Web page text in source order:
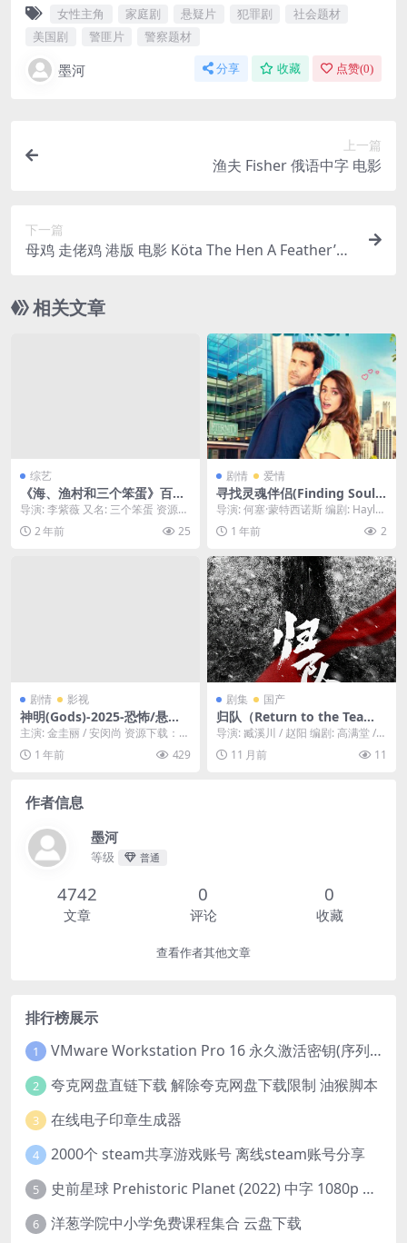
女性主角 家庭剧 悬疑片 犯罪剧
社会题材
美国剧
警匪片 警察题材
墨河 分享 收藏 点赞(0)
上一篇
渔夫 Fisher 俄语中字 电影
下一篇
母鸡 走佬鸡 港版 电影 Köta The Hen A Feather’s T
相关文章
综艺
《海、渔村和三个笨蛋》百度
云网盘下载.阿里云盘.国语中
字.(2024)
导演: 李紫薇 又名: 三个笨蛋 资源下
载：海、渔村和三个笨蛋下载阿里
云盘,百度...
2 年前 25
剧情 爱情
寻找灵魂伴侣(Finding Soul
mate)-2025-喜剧/爱情-免费
下载 💞在一个每个人都能通
过高科技匹配到“灵魂伴侣”的
匹配到的对象，竟是她最讨厌
的人💞｜
导演: 何塞·蒙特西诺斯 编剧: Hayley
November 资源下载：寻找...
1 年前 2
剧情 影视
神明(Gods)-2025-恐怖/悬疑-
免费下载 🇰🇷韩国恐怖片，一
个偏远的山村，村民们信奉着
一个古老而诡异的“神明”。当
主演: 金圭丽 / 安闵尚 资源下载：神
明下载阿里云盘,百度云盘,免费在线
观看,...
1 年前 429
剧集 国产
归队（Return to the Tea
m）-2025-剧情-免费下载 🏅
以东北抗联十四年艰苦抗战历
程为背景，讲述了一支抗联小
导演: 臧溪川 / 赵阳 编剧: 高满堂 /
李立 / 汝盛 / 李洲 资源下载...
11 月前 11
作者信息
墨河
等级 普通
4742
文章
0
评论
0
收藏
查看作者其他文章
排行榜展示
1 VMware Workstation Pro 16 永久激活密钥(序列号)
2 夸克网盘直链下载 解除夸克网盘下载限制 油猴脚本
3 在线电子印章生成器
4 2000个 steam共享游戏账号 离线steam账号分享
5 史前星球 Prehistoric Planet (2022) 中字 1080p 高清 阿里云盘 2022.5.27已更新全集
6 洋葱学院中小学免费课程集合 云盘下载